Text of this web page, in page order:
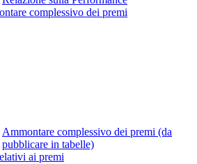
complessivo dei premi
Ammontare complessivo dei premi (da
pubblicare in tabelle)
ai premi